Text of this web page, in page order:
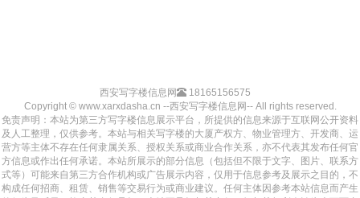
西安写字楼信息网
18165156575
Copyright © www.xarxdasha.cn --西安写字楼信息网-- All rights reserved.
免责声明：本站为第三方写字楼信息展示平台，所提供的信息来源于互联网公开资料
及人工整理，仅供参考。本站与相关写字楼的大厦产权方、物业管理方、开发商、运
营方等主体不存在任何隶属关系、授权关系或商业合作关系，亦不代表其发布任何官
方信息或作出任何承诺。本站所展示的部分信息（包括但不限于文字、图片、联系方
式等）可能来自第三方合作机构或广告展示内容，仅用于信息参考及展示之目的，不
构成任何招商、租赁、销售等交易行为或商业建议。任何主体因参考本站信息而产生